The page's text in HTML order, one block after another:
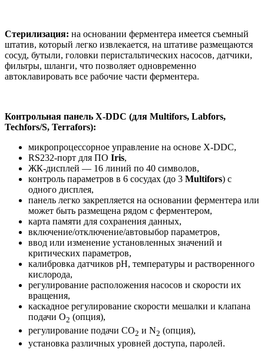
Стерилизация: на основании ферментера имеется съемный
штатив, который легко извлекается, на штативе размещаются
сосуд, бутыли, головки перистальтических насосов, датчики,
фильтры, шланги, что позволяет одновременно
автоклавировать все рабочие части ферментера.
Контрольная панель X-DDC (для Multifors, Labfors,
Techfors/S, Terrafors):
микропроцессорное управление на основе X-DDC,
RS232-порт для ПО Iris,
ЖК-дисплей — 16 линий по 40 символов,
контроль параметров в 6 сосудах (до 3 Multifors) с
одного дисплея,
панель легко закрепляется на основании ферментера или
может быть размещена рядом с ферментером,
карта памяти для сохранения данных,
включение/отключение/автовыбор параметров,
ввод или изменение установленных значений и
критических параметров,
калибровка датчиков рН, температуры и растворенного
кислорода,
регулирование расположения насосов и скорости их
вращения,
каскадное регулирование скорости мешалки и клапана
подачи О2 (опция),
регулирование подачи СО2 и N2 (опция),
установка различных уровней доступа, паролей.